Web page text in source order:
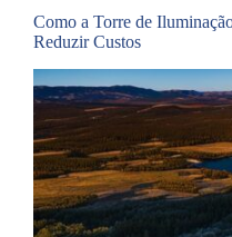
Como a Torre de
Reduzir Custos